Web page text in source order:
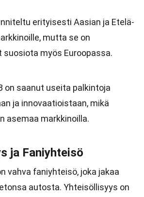
erityisesti Aasian ja Etelä-
mutta se on
myös Euroopassa.
on saanut useita palkintoja
ja innovaatioistaan, mikä
asemaa markkinoilla.
ja Faniyhteisö
vahva faniyhteisö, joka jakaa
autosta. Yhteisöllisyys on